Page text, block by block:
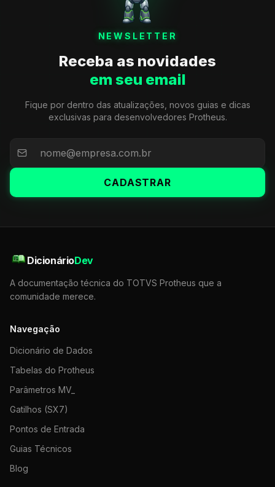
NEWSLETTER
Receba as novidades
em seu email
Fique por dentro das atualizações, novos guias e dicas
exclusivas para desenvolvedores Protheus.
CADASTRAR
DicionárioDev
A documentação técnica do TOTVS Protheus que a
comunidade merece.
Navegação
Dicionário de Dados
Tabelas do Protheus
Parâmetros MV_
Gatilhos (SX7)
Pontos de Entrada
Guias Técnicos
Blog